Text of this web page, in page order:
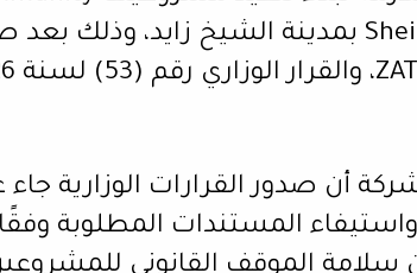
أن صدور القرارات الوزارية
واستيفاء المستندات المطلوبة
الموقف القانوني